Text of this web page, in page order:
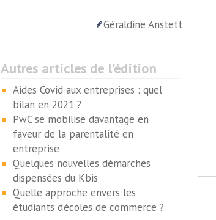
Géraldine Anstett
Autres articles de l'édition
Aides Covid aux entreprises : quel
bilan en 2021 ?
PwC se mobilise davantage en
faveur de la parentalité en
entreprise
Quelques nouvelles démarches
dispensées du Kbis
Quelle approche envers les
étudiants d’écoles de commerce ?